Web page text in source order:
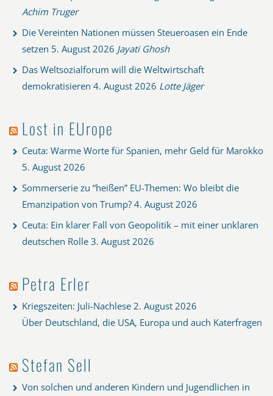
Achim Truger
Die Vereinten Nationen müssen Steueroasen ein Ende
setzen 5. August 2026 Jayati Ghosh
Das Weltsozialforum will die Weltwirtschaft
demokratisieren 4. August 2026 Lotte Jäger
Lost in EUrope
Ceuta: Warme Worte für Spanien, mehr Geld für Marokko
5. August 2026
Sommerserie zu “heißen” EU-Themen: Wo bleibt die
Emanzipation von Trump? 4. August 2026
Ceuta: Ein klarer Fall von Geopolitik – mit einer unklaren
deutschen Rolle 3. August 2026
Petra Erler
Kriegszeiten: Juli-Nachlese 2. August 2026
Über Deutschland, die USA, Europa und auch Katerfragen
Stefan Sell
Von solchen und anderen Kindern und Jugendlichen in